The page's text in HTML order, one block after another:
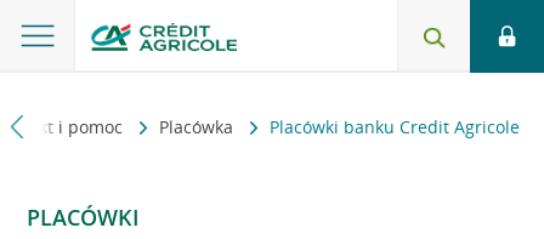
i pomoc Placówka Placówki banku Credit Agricole
PLACÓWKI